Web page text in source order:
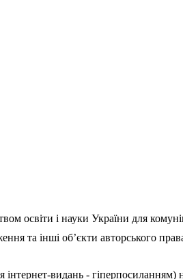
освіти і науки України для
та інші об’єкти авторського
видань -